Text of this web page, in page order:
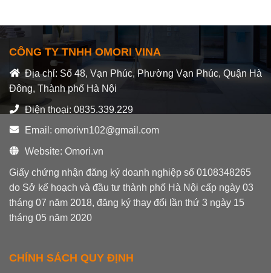
5
sao
CÔNG TY TNHH OMORI VINA
Địa chỉ: Số 48, Vạn Phúc, Phường Vạn Phúc, Quận Hà
Đông, Thành phố Hà Nội
Điện thoại: 0835.339.229
Email: omorivn102@gmail.com
Website: Omori.vn
Giấy chứng nhận đăng ký doanh nghiệp số 0108348265
do Sở kế hoạch và đầu tư thành phố Hà Nội cấp ngày 03
tháng 07 năm 2018, đăng ký thay đổi lần thứ 3 ngày 15
tháng 05 năm 2020
CHÍNH SÁCH QUY ĐỊNH